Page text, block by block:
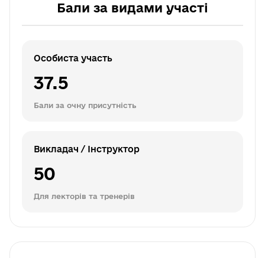
Бали за видами участі
Особиста участь
37.5
Бали за очну присутність
Викладач / Інструктор
50
Для лекторів та тренерів